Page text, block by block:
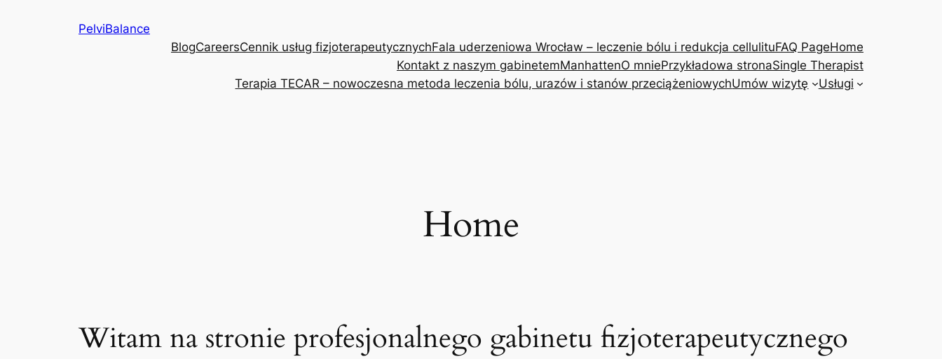
PelviBalance
BlogCareersCennik usług fizjoterapeutycznychFala uderzeniowa Wrocław – leczenie bólu i redukcja cellulituFAQ PageHome
Kontakt z naszym gabinetemManhattenO mniePrzykładowa stronaSingle Therapist
Terapia TECAR – nowoczesna metoda leczenia bólu, urazów i stanów przeciążeniowychUmów wizytę Usługi
Home
Witam na stronie profesjonalnego gabinetu fizjoterapeutycznego